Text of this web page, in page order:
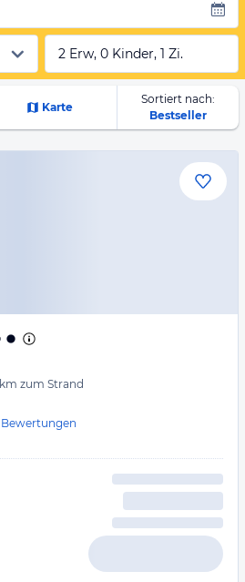
2 Erw, 0 Kinder, 1 Zi.
Karte
Sortiert nach:
Bestseller
zum Strand
Bewertungen